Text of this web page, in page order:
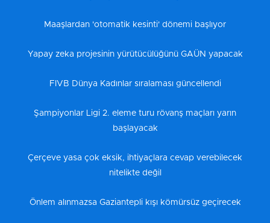
Maaşlardan 'otomatik kesinti' dönemi başlıyor
Yapay zeka projesinin yürütücülüğünü GAÜN yapacak
FIVB Dünya Kadınlar sıralaması güncellendi
Şampiyonlar Ligi 2. eleme turu rövanş maçları yarın
başlayacak
Çerçeve yasa çok eksik, ihtiyaçlara cevap verebilecek
nitelikte değil
Önlem alınmazsa Gaziantepli kışı kömürsüz geçirecek